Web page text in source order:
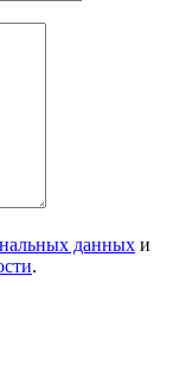
данных и
.